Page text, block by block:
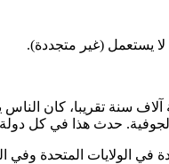
لا يستعمل (غير متجددة).
سنة تقريبا، كان الناس
حدث هذا في كل دولة
الولايات المتحدة وفي